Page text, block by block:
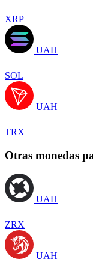
XRP
UAH
SOL
UAH
TRX
Otras monedas
UAH
ZRX
UAH